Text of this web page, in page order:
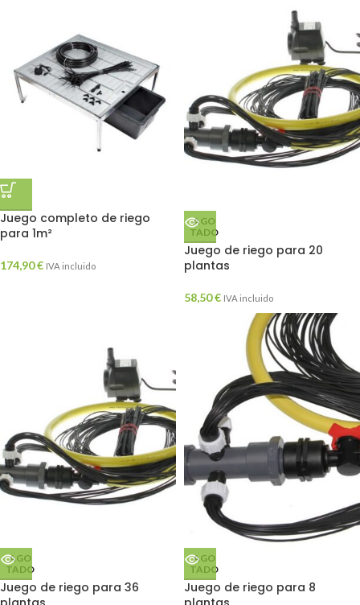
Juego completo de riego
para 1m²
174,90€ IVA incluido
AGO
TADO
Juego de riego para 20
plantas
58,50€ IVA incluido
AGO
TADO
Juego de riego para 36
AGO
TADO
Juego de riego para 8